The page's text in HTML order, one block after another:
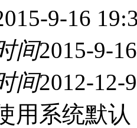
9-16
间2015-9-
间2012-12-
用系统默认